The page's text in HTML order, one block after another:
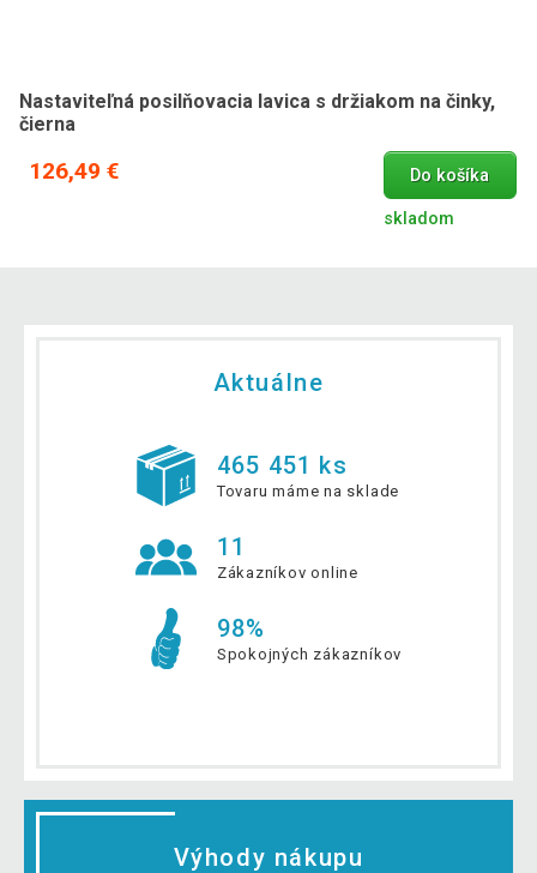
Nastaviteľná posilňovacia lavica s držiakom na činky,
čierna
126,49 € Do košíka
skladom
Aktuálne
465 451 ks
Tovaru máme na sklade
11
Zákazníkov online
98%
Spokojných zákazníkov
Výhody nákupu